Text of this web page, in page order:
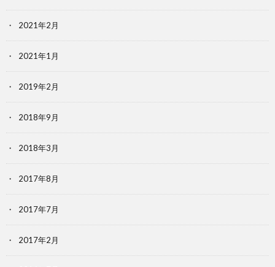
2021年2月
2021年1月
2019年2月
2018年9月
2018年3月
2017年8月
2017年7月
2017年2月